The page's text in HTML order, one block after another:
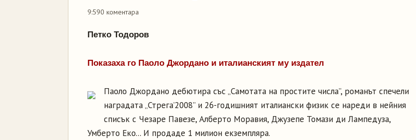
9:590 коментара
Петко Тодоров
Показаха го Паоло Джордано и италианският му издател
Паоло Джордано дебютира със „Самотата на простите числа”, романът спечели
наградата „Стрега’2008” и 26-годишният италиански физик се нареди в нейния
списък с Чезаре Павезе, Алберто Моравия, Джузепе Томази ди Лампедуза,
Умберто Еко... И продаде 1 милион екземпляра.